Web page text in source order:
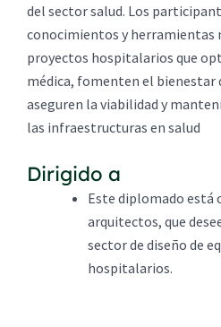
del sector salud. Los
conocimientos y herramientas
proyectos hospitalarios que
médica, fomenten el bienestar
aseguren la viabilidad y
las infraestructuras en salud
Dirigido a
Este diplomado está
arquitectos, que
sector de diseño de
hospitalarios.